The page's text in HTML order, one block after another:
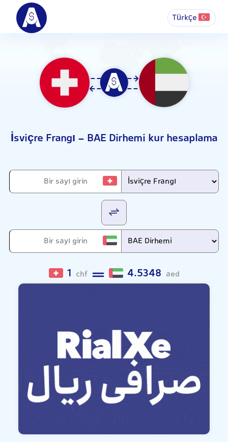
Türkçe
İsviçre Frangı - BAE Dirhemi kur hesaplama
1 chf 4.5348 aed